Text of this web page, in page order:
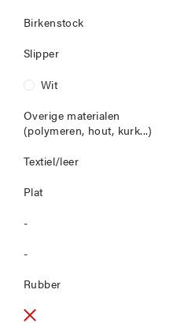
Birkenstock
Slipper
Wit
Overige materialen
(polymeren, hout, kurk...)
Textiel/leer
Plat
-
-
Rubber